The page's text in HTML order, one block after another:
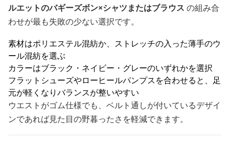
ルエットのバギーズボン×シャツまたはブラウス の組み合
わせが最も失敗の少ない選択です。
素材はポリエステル混紡か、ストレッチの入った薄手のウ
ール混紡を選ぶ
カラーはブラック・ネイビー・グレーのいずれかを選択
フラットシューズやローヒールパンプスを合わせると、足
元が軽くなりバランスが整いやすい
ウエストがゴム仕様でも、ベルト通しが付いているデザイ
ンであれば見た目の野暮ったさを軽減できます。